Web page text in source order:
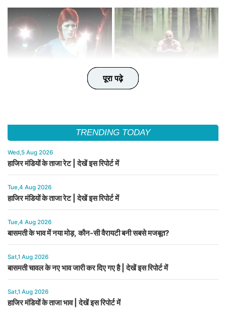
पूरा पढ़े
पूरा पढ़े
पूरा पढ़े
पूरा पढ़े
पूरा पढ़े
TRENDING TODAY
Wed,5 Aug 2026
हाजिर मंडियों के ताजा रेट | देखें इस रिपोर्ट में
Tue,4 Aug 2026
हाजिर मंडियों के ताजा रेट | देखें इस रिपोर्ट में
Tue,4 Aug 2026
बासमती के भाव में नया मोड़, कौन-सी वैरायटी बनी सबसे मजबूत?
Sat,1 Aug 2026
बासमती चावल के नए भाव जारी कर दिए गए है | देखें इस रिपोर्ट में
Sat,1 Aug 2026
हाजिर मंडियों के ताजा भाव | देखें इस रिपोर्ट में